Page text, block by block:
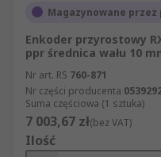
Magazynowane
Enkoder przyrostowy
ppr średnica wału 10
Nr art. RS 760-871
Nr części producenta
Suma częściowa (1 sztuka)
7 003,67 zł(bez VAT)
Ilość